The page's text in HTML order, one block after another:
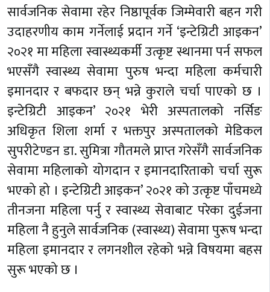
सार्वजनिक सेवामा रहेर निष्ठापूर्वक जिम्मेवारी बहन गरी
उदाहरणीय काम गर्नेलाई प्रदान गर्ने ‘इन्टेग्रिटी आइकन’
२०२१ मा महिला स्वास्थ्यकर्मी उत्कृष्ट स्थानमा पर्न सफल
भएसँगै स्वास्थ्य सेवामा पुरुष भन्दा महिला कर्मचारी
इमानदार र बफदार छन् भन्ने कुराले चर्चा पाएको छ ।
इन्टेग्रिटी आइकन’ २०२१ भेरी अस्पतालको नर्सिङ
अधिकृत शिला शर्मा र भक्तपुर अस्पतालको मेडिकल
सुपरीटेण्डन डा. सुमित्रा गौतमले प्राप्त गरेसँगै सार्वजनिक
सेवामा महिलाको योगदान र इमानदारिताको चर्चा सुरू
भएको हो । इन्टेग्रिटी आइकन’ २०२१ को उत्कृष्ट पाँचमध्ये
तीनजना महिला पर्नु र स्वास्थ्य सेवाबाट परेका दुईजना
महिला नै हुनुले सार्वजनिक (स्वास्थ्य) सेवामा पुरूष भन्दा
महिला इमानदार र लगनशील रहेको भन्ने विषयमा बहस
सुरू भएको छ ।